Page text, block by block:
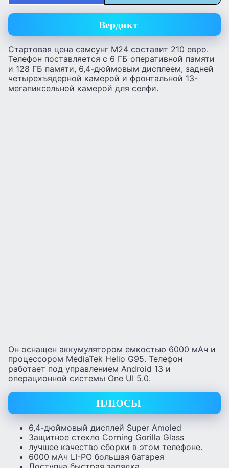
Вердикт
Стартовая цена самсунг М24 составит 210 евро.
Телефон поставляется с 6 ГБ оперативной памяти
и 128 ГБ памяти, 6,4-дюймовым дисплеем, задней
четырехъядерной камерой и фронтальной 13-
мегапиксельной камерой для селфи.
Он оснащен аккумулятором емкостью 6000 мАч и
процессором MediaTek Helio G95. Телефон
работает под управлением Android 13 и
операционной системы One UI 5.0.
ПЛЮСЫ
6,4-дюймовый дисплей Super Amoled
Защитное стекло Corning Gorilla Glass
лучшее качество сборки в этом телефоне.
6000 мАч LI-PO большая батарея